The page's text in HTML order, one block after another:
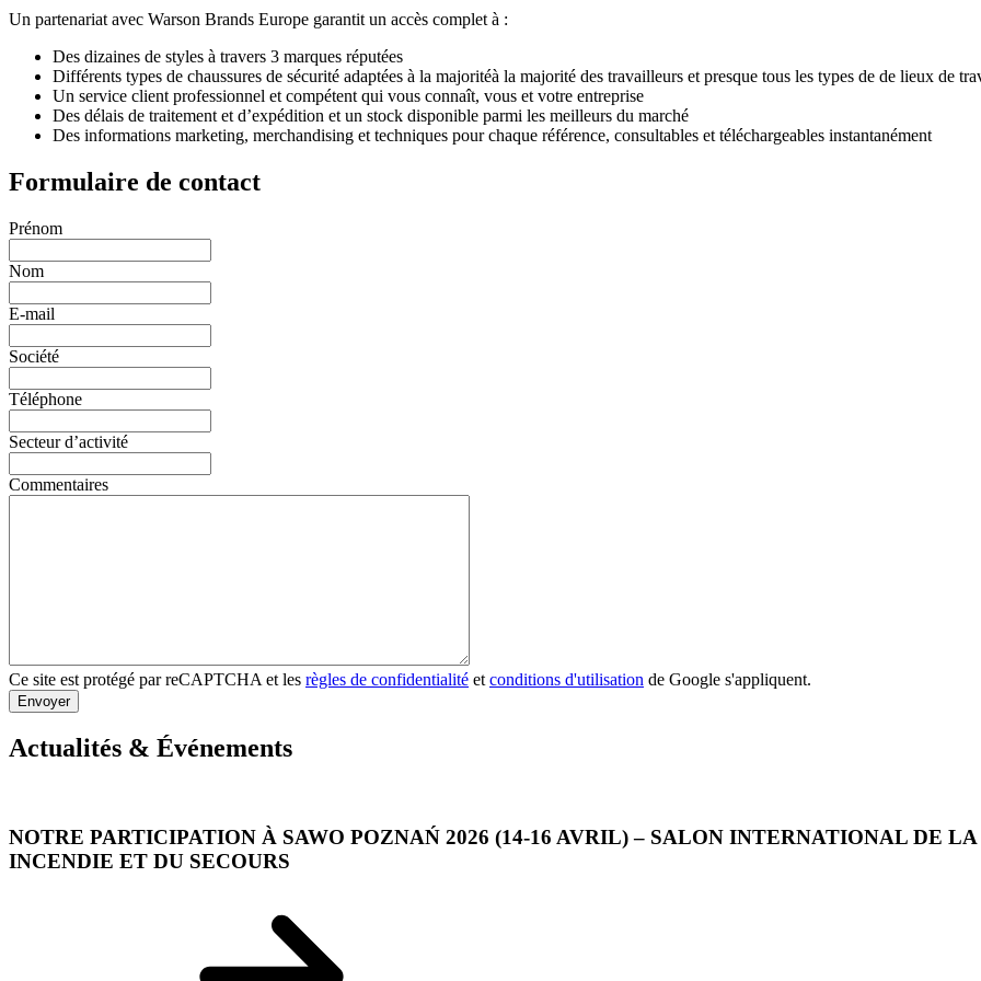
Un partenariat avec Warson Brands Europe garantit un accès complet à :
Des dizaines de styles à travers 3 marques réputées
Différents types de chaussures de sécurité adaptées à la majoritéà la majorité des travailleurs et presque tous les types de de lieux de
Un service client professionnel et compétent qui vous connaît, vous et votre entreprise
Des délais de traitement et d’expédition et un stock disponible parmi les meilleurs du marché
Des informations marketing, merchandising et techniques pour chaque référence, consultables et téléchargeables instantanément
Formulaire de contact
Prénom
Nom
E-mail
Société
Téléphone
Secteur d’activité
Commentaires
Ce site est protégé par reCAPTCHA et les règles de confidentialité et conditions d'utilisation de Google s'appliquent.
Envoyer
Actualités & Événements
NOTRE PARTICIPATION À SAWO POZNAŃ 2026 (14-16 AVRIL) – SALON INTERNATIONAL DE
INCENDIE ET DU SECOURS